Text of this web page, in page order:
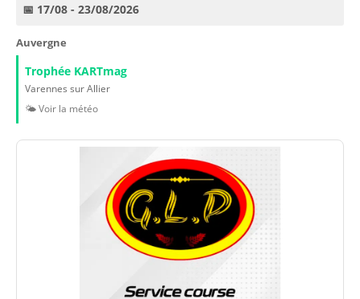
📅 17/08 - 23/08/2026
Auvergne
Trophée KARTmag
Varennes sur Allier
🌤️ Voir la météo